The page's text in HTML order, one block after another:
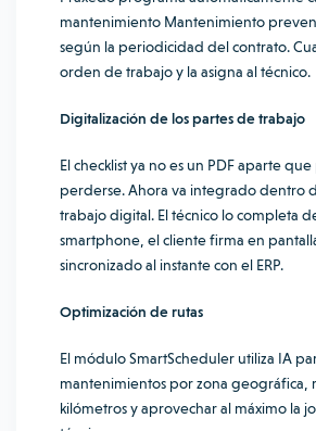
mantenimiento Mantenimiento
según la periodicidad del contrato.
orden de trabajo y la asigna al técnico.
Digitalización de los partes de trabajo
El checklist ya no es un PDF aparte
perderse. Ahora va integrado dentro
trabajo digital. El técnico lo completa
smartphone, el cliente firma en
sincronizado al instante con el ERP.
Optimización de rutas
El módulo SmartScheduler utiliza IA
mantenimientos por zona geográfica,
kilómetros y aprovechar al máximo la